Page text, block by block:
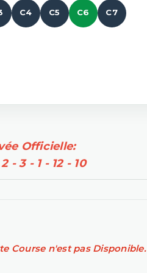
C4 C5 C6 C7
Officielle:
- 3 - 1 - 12 - 10
Course n'est pas Disponible.